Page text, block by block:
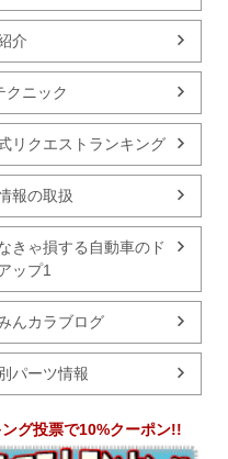
介
クニック
リクエストランキング
報の取扱
きゃ損する自動車のド
ップ1
んカラブログ
パーツ情報
グ投票で10%クーポン!!